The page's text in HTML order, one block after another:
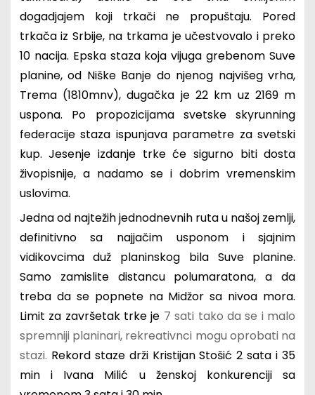
dogadjajem koji trkači ne propuštaju. Pored
trkača iz Srbije, na trkama je učestvovalo i preko
10 nacija. Epska staza koja vijuga grebenom Suve
planine, od Niške Banje do njenog najvišeg vrha,
Trema (1810mnv), dugačka je 22 km uz 2169 m
uspona. Po propozicijama svetske skyrunning
federacije staza ispunjava parametre za svetski
kup. Jesenje izdanje trke će sigurno biti dosta
živopisnije, a nadamo se i dobrim vremenskim
uslovima.
Jedna od najtežih jednodnevnih ruta u našoj zemlji,
definitivno sa najjačim usponom i sjajnim
vidikovcima duž planinskog bila Suve planine.
Samo zamislite distancu polumaratona, a da
treba da se popnete na Midžor sa nivoa mora.
Limit za završetak trke je 7 sati tako da se i malo
spremniji planinari, rekreativnci mogu oprobati na
stazi. Rekord staze drži Kristijan Stošić 2 sata i 35
min i Ivana Milić u ženskoj konkurenciji sa